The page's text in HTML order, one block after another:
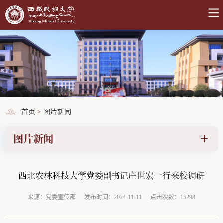
首页 > 图片新闻
图片新闻
西北农林科技大学党委副书记庄世宏一行来校调研
来源：党委宣传部 发布时间：2024-11-11 点击次数：15298